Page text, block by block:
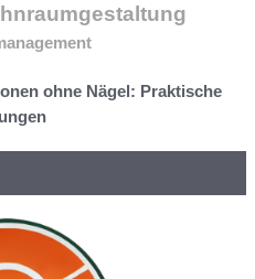
ohne Nägel: Praktische